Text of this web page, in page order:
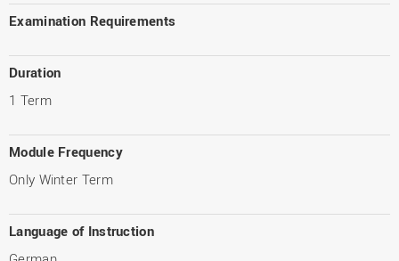
Examination Requirements
Duration
1 Term
Module Frequency
Only Winter Term
Language of Instruction